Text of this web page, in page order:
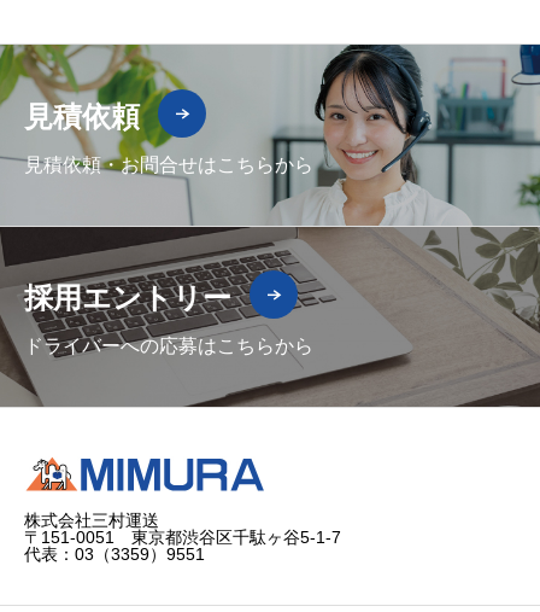
見積依頼
見積依頼・お問合せはこちらから
採用エントリー
ドライバーへの応募はこちらから
株式会社三村運送
〒151-0051 東京都渋谷区千駄ヶ谷5-1-7
代表：03（3359）9551